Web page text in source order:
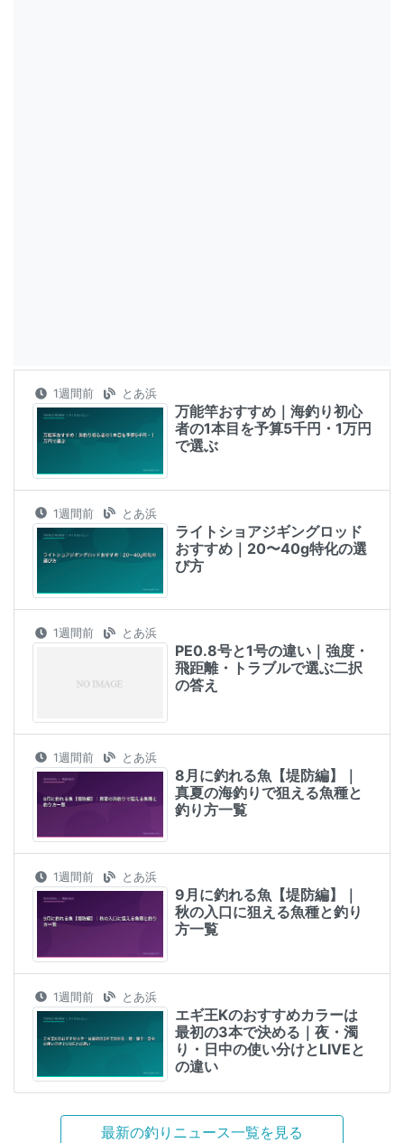
1週間前 とあ浜
万能竿おすすめ｜海釣り初心
者の1本目を予算5千円・1万円
で選ぶ
1週間前 とあ浜
ライトショアジギングロッド
おすすめ｜20〜40g特化の選
び方
1週間前 とあ浜
PE0.8号と1号の違い｜強度・
飛距離・トラブルで選ぶ二択
の答え
1週間前 とあ浜
8月に釣れる魚【堤防編】｜
真夏の海釣りで狙える魚種と
釣り方一覧
1週間前 とあ浜
9月に釣れる魚【堤防編】｜
秋の入口に狙える魚種と釣り
方一覧
1週間前 とあ浜
エギ王Kのおすすめカラーは
最初の3本で決める｜夜・濁
り・日中の使い分けとLIVEと
の違い
最新の釣りニュース一覧を見る